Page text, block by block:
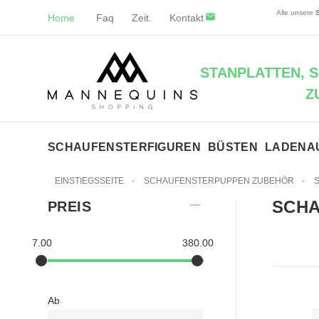
Home Faq Zeit. Kontakt Alle unsere
STANPLATTEN,
SCHAUFENSTERFIGUREN BÜSTEN
EINSTIEGSSEITE - SCHAUFENSTERPUPPEN ZUBEHÖR -
PREIS
7.00 380.00
Ab